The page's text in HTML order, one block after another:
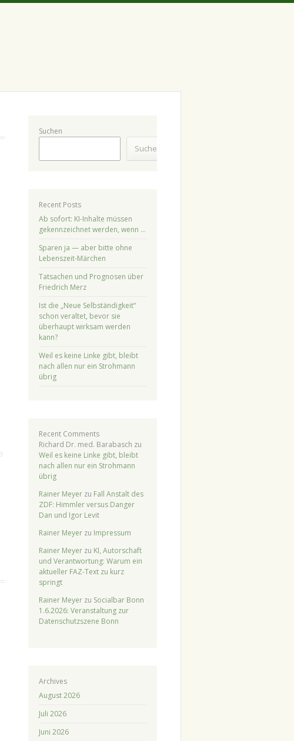
Suchen
Suchen
Recent Posts
Ab sofort: KI-Inhalte müssen
gekennzeichnet werden, wenn …
Sparen ja — aber bitte ohne
Lebenszeit-Märchen
Tatsachen und Prognosen über
Friedrich Merz
Ist die „Neue Selbständigkeit“
schon veraltet, bevor sie
überhaupt wirksam werden
kann?
Weil es keine Linke gibt, bleibt
nach allen nur ein Strohmann
übrig
Recent Comments
Richard Dr. med. Barabasch zu
Weil es keine Linke gibt, bleibt
nach allen nur ein Strohmann
übrig
Rainer Meyerzu Fall Anstalt des
ZDF: Himmler versus Danger
Dan und Igor Levit
Rainer Meyerzu Impressum
Rainer Meyerzu KI, Autorschaft
und Verantwortung: Warum ein
aktueller FAZ-Text zu kurz
springt
Rainer Meyerzu Socialbar Bonn
1.6.2026: Veranstaltung zur
Datenschutzszene Bonn
Archives
August 2026
Juli 2026
Juni 2026